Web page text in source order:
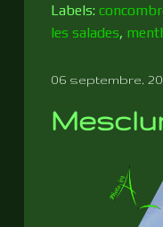
Labels:
les salades,
06 septembre,